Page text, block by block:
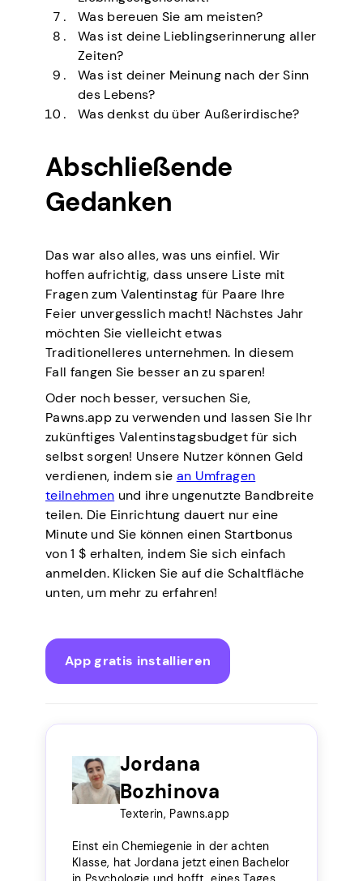
Was bereuen Sie am meisten?
Was ist deine Lieblingserinnerung aller
Zeiten?
Was ist deiner Meinung nach der Sinn
des Lebens?
Was denkst du über Außerirdische?
Abschließende
Gedanken
Das war also alles, was uns einfiel. Wir
hoffen aufrichtig, dass unsere Liste mit
Fragen zum Valentinstag für Paare Ihre
Feier unvergesslich macht! Nächstes Jahr
möchten Sie vielleicht etwas
Traditionelleres unternehmen. In diesem
Fall fangen Sie besser an zu sparen!
Oder noch besser, versuchen Sie,
Pawns.app zu verwenden und lassen Sie Ihr
zukünftiges Valentinstagsbudget für sich
selbst sorgen! Unsere Nutzer können Geld
verdienen, indem sie an Umfragen
teilnehmen und ihre ungenutzte Bandbreite
teilen. Die Einrichtung dauert nur eine
Minute und Sie können einen Startbonus
von 1 $ erhalten, indem Sie sich einfach
anmelden. Klicken Sie auf die Schaltfläche
unten, um mehr zu erfahren!
App gratis installieren
Jordana
Bozhinova
Texterin, Pawns.app
Einst ein Chemiegenie in der achten
Klasse, hat Jordana jetzt einen Bachelor